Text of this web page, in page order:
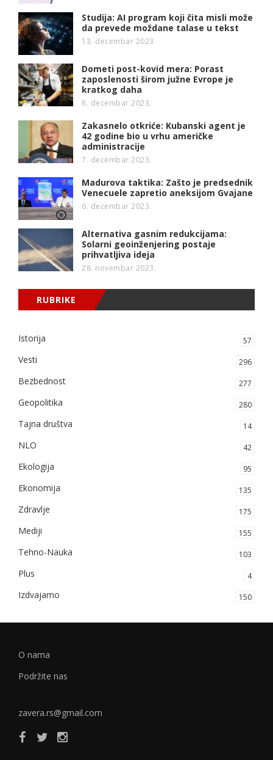
Studija: AI program koji čita misli može
da prevede moždane talase u tekst
13. decembar 2023.
Dometi post-kovid mera: Porast
zaposlenosti širom južne Evrope je
kratkog daha
8. decembar 2023.
Zakasnelo otkriće: Kubanski agent je
42 godine bio u vrhu američke
administracije
7. decembar 2023.
Madurova taktika: Zašto je predsednik
Venecuele zapretio aneksijom Gvajane
6. decembar 2023.
Alternativa gasnim redukcijama:
Solarni geoinženjering postaje
prihvatljiva ideja
28. novembar 2023.
RUBRIKE
Istorija 57
Vesti 296
Bezbednost 277
Geopolitika 280
Tajna društva 14
NLO 42
Ekologija 95
Ekonomija 135
Zdravlje 175
Mediji 155
Tehno-Nauka 103
Plus 4
Izdvajamo 150
O nama
Podržite nas
zavera.rs@gmail.com